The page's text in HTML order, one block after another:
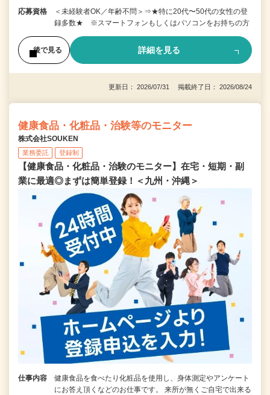
応募資格
＜未経験者OK／年齢不問＞⇒★特に20代〜50代の女性の登
録多数★ ※スマートフォンもしくはパソコンをお持ちの方
後で見る 詳細を見る
更新日： 2026/07/31 掲載終了日： 2026/08/24
健康食品・化粧品・治験等のモニター
株式会社SOUKEN
業務委託 登録制
【健康食品・化粧品・治験のモニター】在宅・短期・副
業に最適◎まずは簡単登録！＜九州・沖縄＞
仕事内容
健康食品を食べたり化粧品を使用し、身体測定やアンケート
にお答え頂くなどのお仕事です。 来所が無くご自宅で出来る